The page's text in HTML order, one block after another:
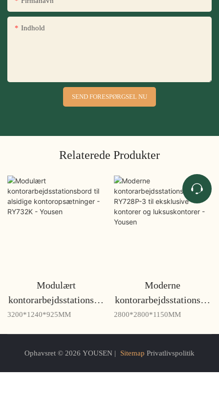
Indhold
SEND FORESPØRGSEL NU
Relaterede Produkter
Modulært
kontorarbejdsstationsbo
rd til alsidige
3200*1240*925MM
Moderne
kontorarbejdsstationsbo
rd RY728P-3 til
2800*2800*1150MM
Ophavsret © 2026 YOUSEN | Sitemap Privatlivspolitik